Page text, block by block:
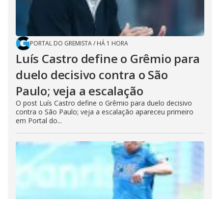
PORTAL DO GREMISTA/ HÁ 1 HORA
Luís Castro define o Grêmio para
duelo decisivo contra o São
Paulo; veja a escalação
O post Luís Castro define o Grêmio para duelo decisivo
contra o São Paulo; veja a escalação apareceu primeiro
em Portal do...